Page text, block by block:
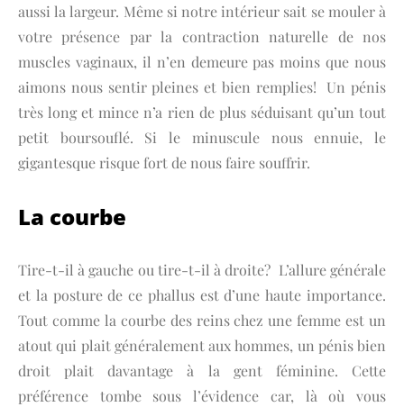
aussi la largeur. Même si notre intérieur sait se mouler à
votre présence par la contraction naturelle de nos
muscles vaginaux, il n’en demeure pas moins que nous
aimons nous sentir pleines et bien remplies! Un pénis
très long et mince n’a rien de plus séduisant qu’un tout
petit boursouflé. Si le minuscule nous ennuie, le
gigantesque risque fort de nous faire souffrir.
La courbe
Tire-t-il à gauche ou tire-t-il à droite? L’allure générale
et la posture de ce phallus est d’une haute importance.
Tout comme la courbe des reins chez une femme est un
atout qui plait généralement aux hommes, un pénis bien
droit plait davantage à la gent féminine. Cette
préférence tombe sous l’évidence car, là où vous